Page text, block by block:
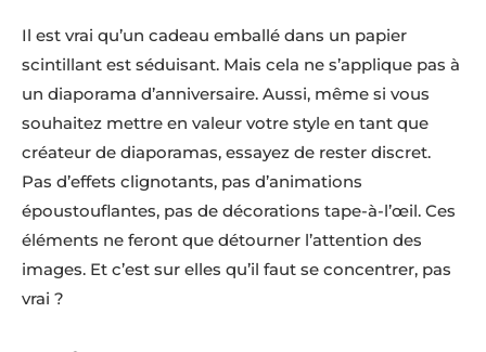
Il est vrai qu’un cadeau emballé dans un papier
scintillant est séduisant. Mais cela ne s’applique pas à
un diaporama d’anniversaire. Aussi, même si vous
souhaitez mettre en valeur votre style en tant que
créateur de diaporamas, essayez de rester discret.
Pas d’effets clignotants, pas d’animations
époustouflantes, pas de décorations tape-à-l’œil. Ces
éléments ne feront que détourner l’attention des
images. Et c’est sur elles qu’il faut se concentrer, pas
vrai ?